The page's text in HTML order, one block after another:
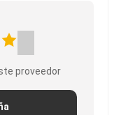
proveedor